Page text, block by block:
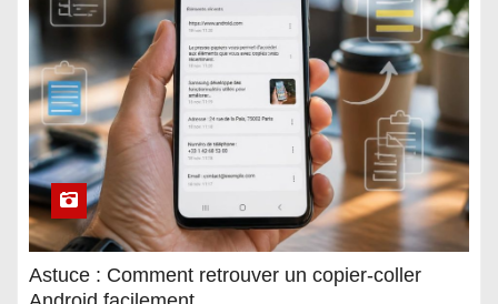
Astuce : Comment retrouver un copier-coller